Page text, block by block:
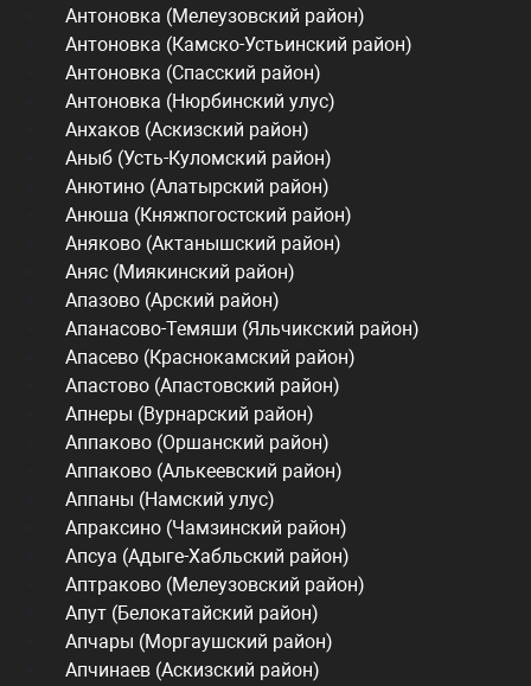
Антоновка (Мелеузовский район)
Антоновка (Камско-Устьинский район)
Антоновка (Спасский район)
Антоновка (Нюрбинский улус)
Анхаков (Аскизский район)
Аныб (Усть-Куломский район)
Анютино (Алатырский район)
Анюша (Княжпогостский район)
Аняково (Актанышский район)
Аняс (Миякинский район)
Апазово (Арский район)
Апанасово-Темяши (Яльчикский район)
Апасево (Краснокамский район)
Апастово (Апастовский район)
Апнеры (Вурнарский район)
Аппаково (Оршанский район)
Аппаково (Алькеевский район)
Аппаны (Намский улус)
Апраксино (Чамзинский район)
Апсуа (Адыге-Хабльский район)
Аптраково (Мелеузовский район)
Апут (Белокатайский район)
Апчары (Моргаушский район)
Апчинаев (Аскизский район)